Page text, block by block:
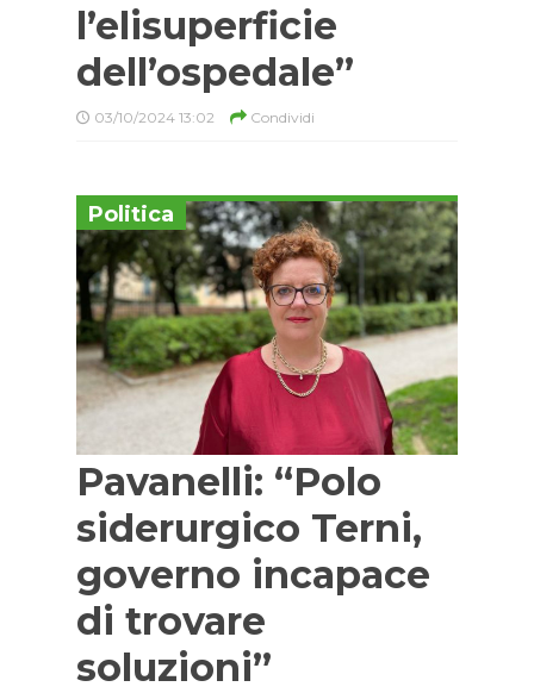
l’elisuperficie
dell’ospedale”
03/10/2024 13:02 Condividi
Politica
Pavanelli: “Polo
siderurgico Terni,
governo incapace
di trovare
soluzioni”